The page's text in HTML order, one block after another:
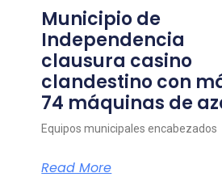
Municipio de
Independencia
clausura casino
clandestino con
74 máquinas de
Equipos municipales encabezados
Read More